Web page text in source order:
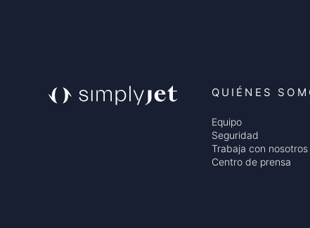
QUIÉNES
Equipo
Seguridad
Trabaja con nosotros
Centro de prensa